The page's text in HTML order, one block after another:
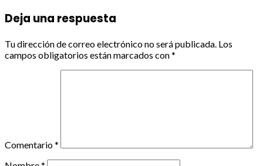
Deja una respuesta
Tu dirección de correo electrónico no será publicada. Los
campos obligatorios están marcados con*
Comentario*